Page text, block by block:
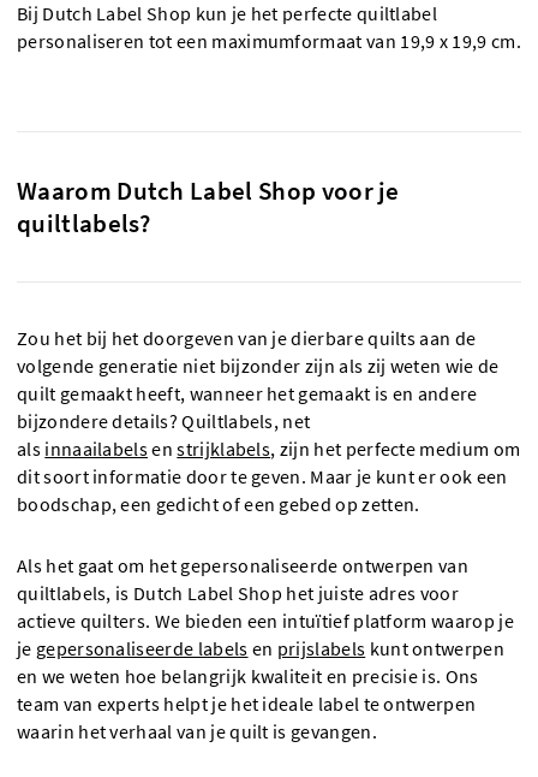
Bij Dutch Label Shop kun je het perfecte quiltlabel
personaliseren tot een maximumformaat van 19,9 x 19,9 cm.
Waarom Dutch Label Shop voor je
quiltlabels?
Zou het bij het doorgeven van je dierbare quilts aan de
volgende generatie niet bijzonder zijn als zij weten wie de
quilt gemaakt heeft, wanneer het gemaakt is en andere
bijzondere details? Quiltlabels, net
als innaailabelsenstrijklabels, zijn het perfecte medium om
dit soort informatie door te geven. Maar je kunt er ook een
boodschap, een gedicht of een gebed op zetten.
Als het gaat om het gepersonaliseerde ontwerpen van
quiltlabels, is Dutch Label Shop het juiste adres voor
actieve quilters. We bieden een intuïtief platform waarop je
je gepersonaliseerde labels en prijslabels kunt ontwerpen
en we weten hoe belangrijk kwaliteit en precisie is. Ons
team van experts helpt je het ideale label te ontwerpen
waarin het verhaal van je quilt is gevangen.